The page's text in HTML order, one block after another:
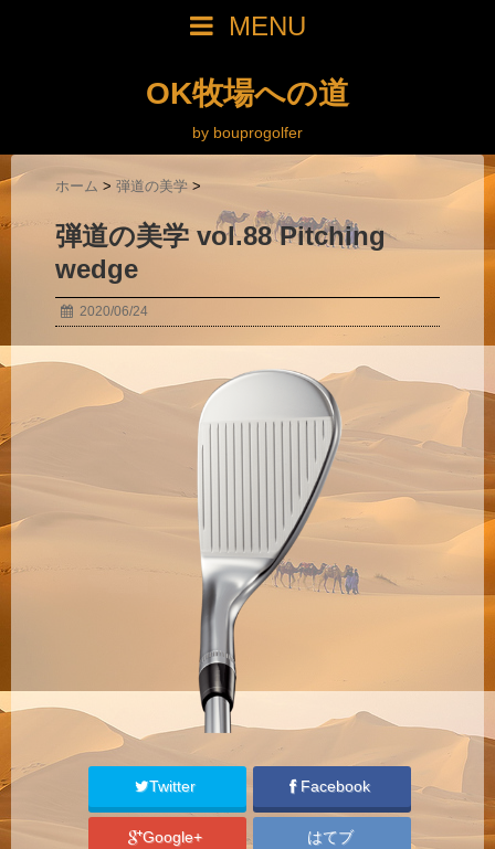
MENU
OK牧場への道
by bouprogolfer
ホーム > 弾道の美学 >
弾道の美学 vol.88 Pitching
wedge
2020/06/24
Twitter Facebook
Google+ はてブ